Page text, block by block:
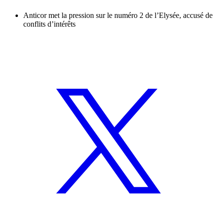
Anticor met la pression sur le numéro 2 de l’Elysée, accusé de
conflits d’intérêts